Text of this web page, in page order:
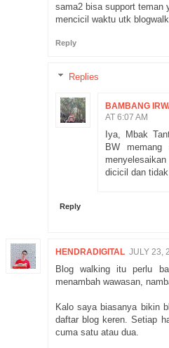
sama2 bisa support teman
mencicil waktu utk
Reply
Replies
BAMBANG
AT 6:07 AM
Iya, Mbak
BW memang
dicicil dan tidak
Reply
HENDRADIGITAL JULY 23,
Blog walking itu perlu
menambah wawasan,
Kalo saya biasanya bikin
daftar blog keren. Setiap
cuma satu atau dua.